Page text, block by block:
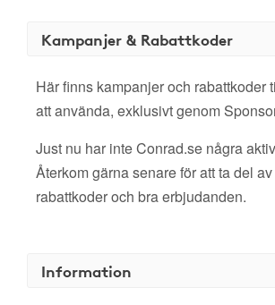
Kampanjer & Rabattkoder
Här finns kampanjer och rabattkoder
att använda, exklusivt genom
Just nu har inte Conrad.se några
Återkom gärna senare för att ta del
rabattkoder och bra erbjudanden.
Information